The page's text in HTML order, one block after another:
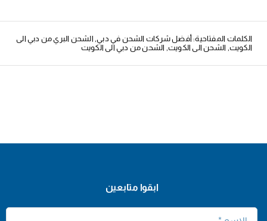
الكلمات المفتاحية:أفضل شركات الشحن في دبي, الشحن البري من دبي الى
الكويت, الشحن الى الكويت, الشحن من دبي الى الكويت
ابقوا متابعين